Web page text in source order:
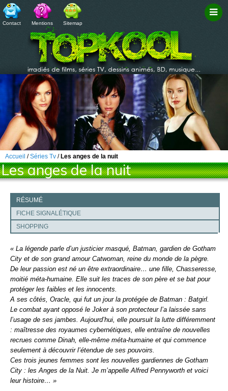
Contact Mentions Sitemap
Accueil /Séries Tv / Les anges de la nuit
Les anges de la nuit
RÉSUMÉ
FICHE SIGNALÉTIQUE
SHOPPING
« La légende parle d’un justicier masqué, Batman, gardien de Gotham
City et de son grand amour Catwoman, reine du monde de la pègre.
De leur passion est né un être extraordinaire… une fille, Chasseresse,
moitié méta-humaine. Elle suit les traces de son père et se bat pour
protéger les faibles et les innocents.
A ses côtés, Oracle, qui fut un jour la protégée de Batman : Batgirl.
Le combat ayant opposé le Joker à son protecteur l’a laissée sans
l’usage de ses jambes. Aujourd’hui, elle poursuit la lutte différemment
: maîtresse des royaumes cybernétiques, elle entraîne de nouvelles
recrues comme Dinah, elle-même méta-humaine et qui commence
seulement à découvrir l’étendue de ses pouvoirs.
Ces trois jeunes femmes sont les nouvelles gardiennes de Gotham
City : les Anges de la Nuit. Je m’appelle Alfred Pennyworth et voici
leur histoire… »